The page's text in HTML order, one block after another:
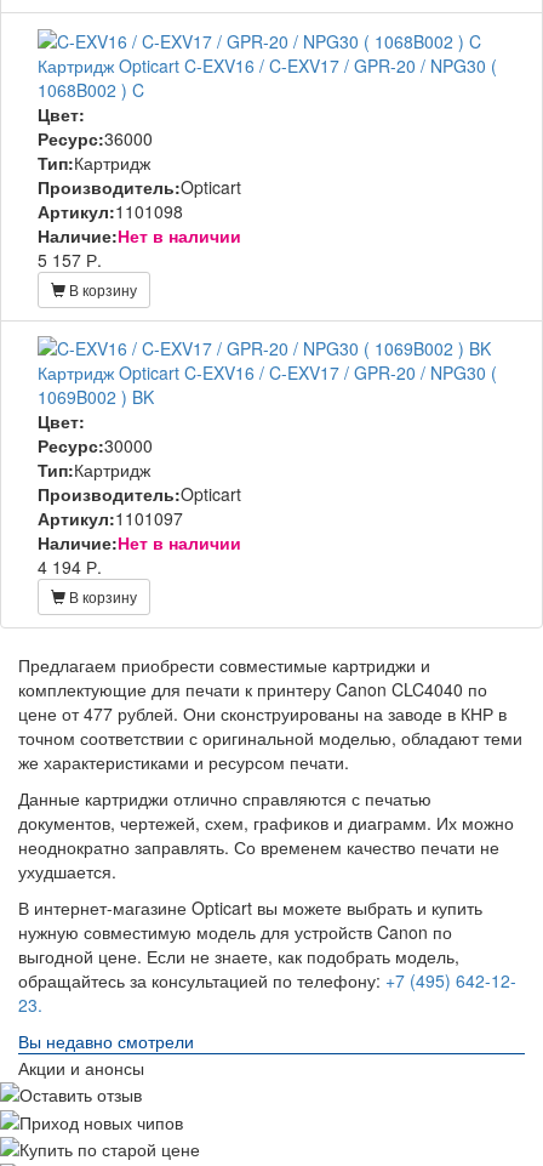
Картридж Opticart C-EXV16 / C-EXV17 / GPR-20 / NPG30 (
1068B002 ) C
Цвет:
Ресурс:36000
Тип:Картридж
Производитель:Opticart
Артикул:1101098
Наличие:Нет в наличии
5 157 Р.
В корзину
Картридж Opticart C-EXV16 / C-EXV17 / GPR-20 / NPG30 (
1069B002 ) BK
Цвет:
Ресурс:30000
Тип:Картридж
Производитель:Opticart
Артикул:1101097
Наличие:Нет в наличии
4 194 Р.
В корзину
Предлагаем приобрести совместимые картриджи и
комплектующие для печати к принтеру Canon CLC4040 по
цене от 477 рублей. Они сконструированы на заводе в КНР в
точном соответствии с оригинальной моделью, обладают теми
же характеристиками и ресурсом печати.
Данные картриджи отлично справляются с печатью
документов, чертежей, схем, графиков и диаграмм. Их можно
неоднократно заправлять. Со временем качество печати не
ухудшается.
В интернет-магазине Opticart вы можете выбрать и купить
нужную совместимую модель для устройств Canon по
выгодной цене. Если не знаете, как подобрать модель,
обращайтесь за консультацией по телефону: +7 (495) 642-12-
23.
Вы недавно смотрели
Акции и анонсы